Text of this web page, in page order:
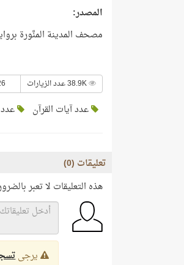
المصدر:
مصحف المدينة المنَّورة
26
عدد آيات القرآن
تعليقات (0
)
هذه التعليقات لا تعبر
يرجى